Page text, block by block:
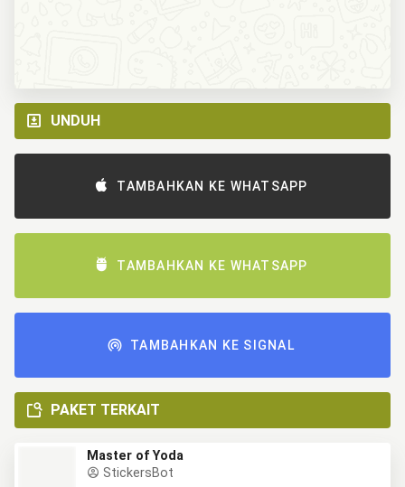
UNDUH
TAMBAHKAN KE WHATSAPP
TAMBAHKAN KE WHATSAPP
TAMBAHKAN KE SIGNAL
PAKET TERKAIT
Master of Yoda
StickersBot